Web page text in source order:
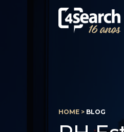
HOME > BLOG